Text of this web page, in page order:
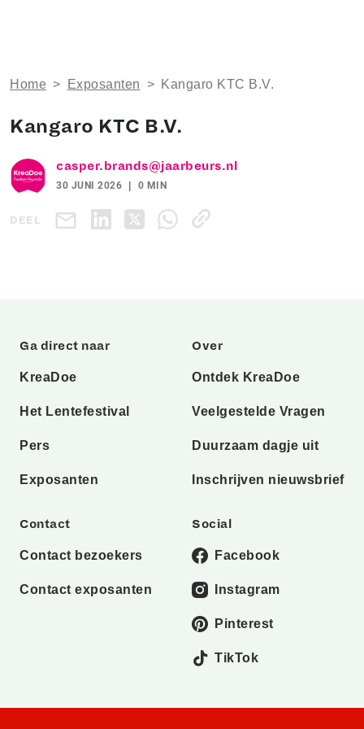
Home > Exposanten > Kangaro KTC B.V.
Kangaro KTC B.V.
casper.brands@jaarbeurs.nl
30 JUNI 2026 0 MIN
DEEL
Ga direct naar
KreaDoe
Het Lentefestival
Pers
Exposanten
Over
Ontdek KreaDoe
Veelgestelde Vragen
Duurzaam dagje uit
Inschrijven nieuwsbrief
Contact
Contact bezoekers
Contact exposanten
Social
Facebook
Instagram
Pinterest
TikTok